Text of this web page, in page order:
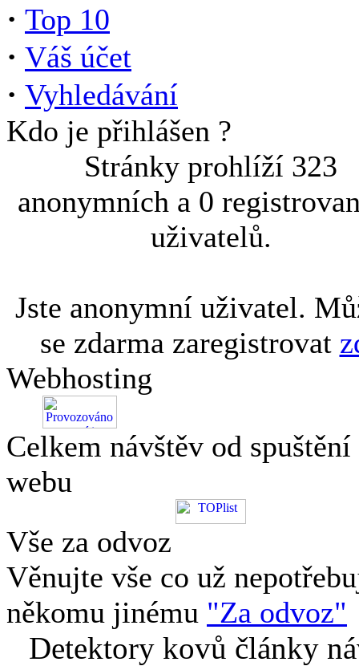
· Top 10
· Váš účet
· Vyhledávání
Kdo je přihlášen ?
Stránky prohlíží 323
anonymních a 0
uživatelů.
Jste anonymní uživatel.
se zdarma zaregistrovat
Webhosting
Celkem návštěv od spuštění
webu
Vše za odvoz
Věnujte vše co už
někomu jinému "Za odvoz"
Detektory kovů články